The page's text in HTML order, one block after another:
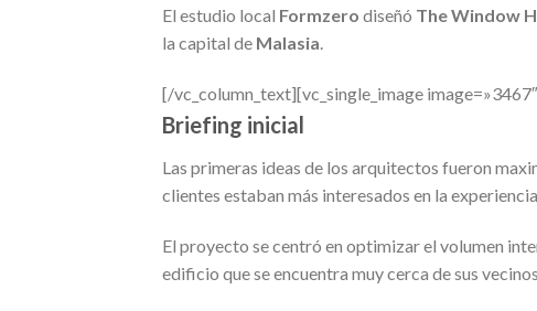
El estudio local Formzero diseñó The Window
la capital de Malasia.
[/vc_column_text][vc_single_image
Briefing inicial
Las primeras ideas de los arquitectos fueron
clientes estaban más interesados en la
El proyecto se centró en optimizar el volumen
edificio que se encuentra muy cerca de sus